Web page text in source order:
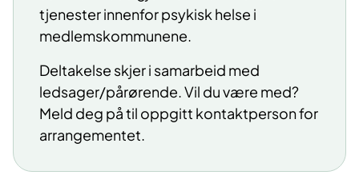
tjenester innenfor psykisk helse i
medlemskommunene.
Deltakelse skjer i samarbeid med
ledsager/pårørende. Vil du være med?
Meld deg på til oppgitt kontaktperson for
arrangementet.